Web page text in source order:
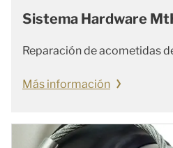
Sistema Hardware
Reparación de acometidas
Más información